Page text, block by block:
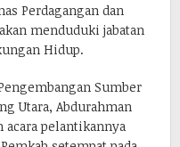
Perdagangan dan
menduduki jabatan
Hidup.
Sumber
Utara, Abdurahman
pelantikannya